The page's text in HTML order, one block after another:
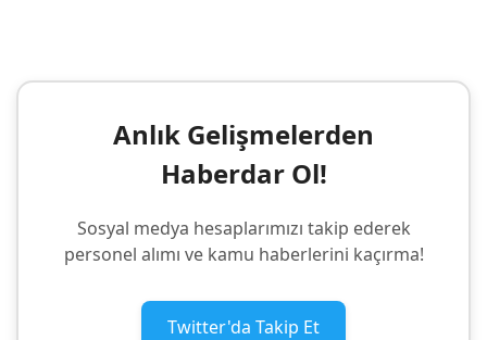
Anlık Gelişmelerden
Haberdar Ol!
Sosyal medya hesaplarımızı takip ederek
personel alımı ve kamu haberlerini kaçırma!
Twitter'da Takip Et